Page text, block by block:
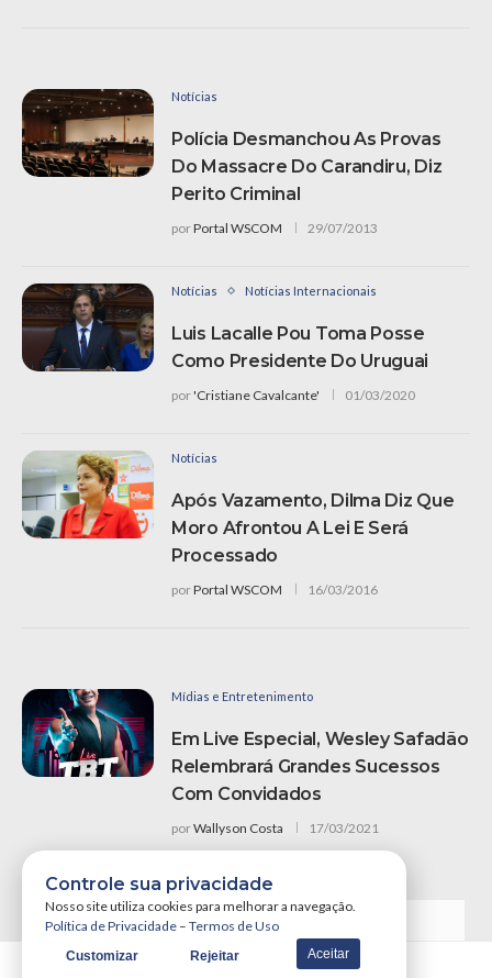
Notícias
Polícia Desmanchou As Provas
Do Massacre Do Carandiru, Diz
Perito Criminal
porPortal WSCOM 29/07/2013
Notícias Notícias Internacionais
Luis Lacalle Pou Toma Posse
Como Presidente Do Uruguai
por'Cristiane Cavalcante' 01/03/2020
Notícias
Após Vazamento, Dilma Diz Que
Moro Afrontou A Lei E Será
Processado
porPortal WSCOM 16/03/2016
Mídias e Entretenimento
Em Live Especial, Wesley Safadão
Relembrará Grandes Sucessos
Com Convidados
porWallyson Costa 17/03/2021
VER MAIS NOTÍCIAS
Controle sua privacidade
Nosso site utiliza cookies para melhorar a navegação.
Política de Privacidade – Termos de Uso
Customizar Rejeitar Aceitar